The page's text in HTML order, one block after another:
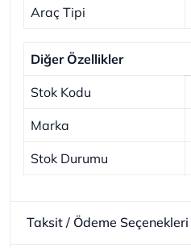
Araç Tipi
Diğer Özellikler
Stok Kodu
Marka
Stok Durumu
Taksit / Ödeme Seçenekleri